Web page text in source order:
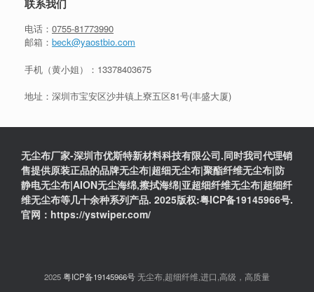
联系我们
电话： 0755-81773990
邮箱： beck@yaostbio.com
手机（黄小姐）： 13378403675
地址：深圳市宝安区沙井镇上寮五区81号(丰盛大厦)
无尘布厂家-深圳市优斯特新材料科技有限公司.同时我司代理销
售提供原装正品的品牌无尘布|超细无尘布|聚酯纤维无尘布|防
静电无尘布|AION无尘海绵,擦拭海绵|亚超细纤维无尘布|超细纤
维无尘布等几十余种系列产品. 2025版权:粤ICP备19145966号.
官网：https://ystwiper.com/
2025粤ICP备19145966号无尘布,超细纤维,进口,高级，高质量